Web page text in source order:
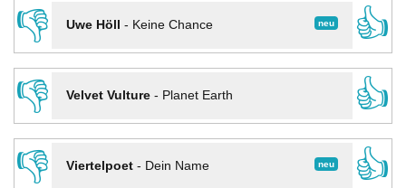
👎
neu
Uwe Höll - Keine Chance
👍
👎
Velvet Vulture- Planet Earth
👍
👎
neu
Viertelpoet- Dein Name
👍